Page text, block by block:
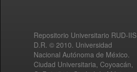
Repositorio Universitario RUD-IIS
D.R. © 2010. Universidad
Nacional Autónoma de México.
Ciudad Universitaria, Coyoacán,